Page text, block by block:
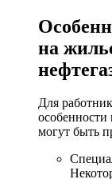
на
Для
могут быть